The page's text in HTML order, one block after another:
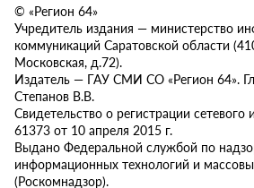
© «Регион 64»
Учредитель издания — министерство
коммуникаций Саратовской области
Московская, д.72).
Издатель — ГАУ СМИ СО «Регион 64».
Степанов В.В.
Свидетельство о регистрации
61373 от 10 апреля 2015 г.
Выдано Федеральной службой по
информационных технологий и
(Роскомнадзор).